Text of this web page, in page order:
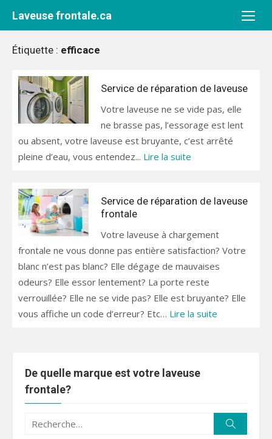
Laveuse frontale.ca
Étiquette : efficace
Service de réparation de laveuse
Votre laveuse ne se vide pas, elle
ne brasse pas, l’essorage est lent
ou absent, votre laveuse est bruyante, c’est arrêté
pleine d’eau, vous entendez... Lire la suite
Service de réparation de laveuse
frontale
Votre laveuse à chargement
frontale ne vous donne pas entière satisfaction? Votre
blanc n’est pas blanc? Elle dégage de mauvaises
odeurs? Elle essor lentement? La porte reste
verrouillée? Elle ne se vide pas? Elle est bruyante? Elle
vous affiche un code d’erreur? Etc… Lire la suite
De quelle marque est votre laveuse
frontale?
Recherche